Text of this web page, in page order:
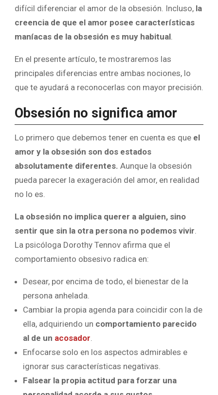
difícil diferenciar el amor de la obsesión. Incluso, la
creencia de que el amor posee características
maníacas de la obsesión es muy habitual.
En el presente artículo, te mostraremos las
principales diferencias entre ambas nociones, lo
que te ayudará a reconocerlas con mayor precisión.
Obsesión no significa amor
Lo primero que debemos tener en cuenta es que el
amor y la obsesión son dos estados
absolutamente diferentes. Aunque la obsesión
pueda parecer la exageración del amor, en realidad
no lo es.
La obsesión no implica querer a alguien, sino
sentir que sin la otra persona no podemos vivir
La psicóloga Dorothy Tennov afirma que el
comportamiento obsesivo radica en:
Desear, por encima de todo, el bienestar de la
persona anhelada.
Cambiar la propia agenda para coincidir con la de
ella, adquiriendo un comportamiento parecido
al de un acosador
Enfocarse solo en los aspectos admirables e
ignorar sus características negativas.
Falsear la propia actitud para forzar una